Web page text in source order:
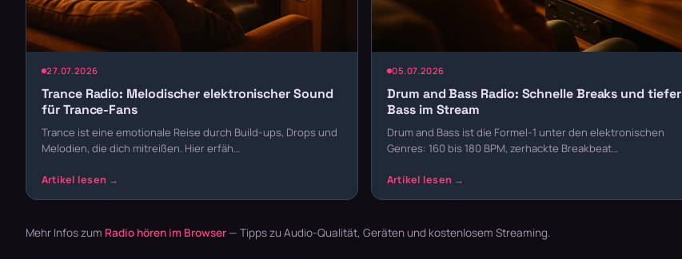
27.07.2026
Trance Radio: Melodischer elektronischer Sound
für Trance-Fans
Trance ist eine emotionale Reise durch Build-ups, Drops und
Melodien, die dich mitreißen. Hier erfäh…
05.07.2026
Drum and Bass Radio: Schnelle Breaks und tiefer
Bass im Stream
Drum and Bass ist die Formel-1 unter den elektronischen
Genres: 160 bis 180 BPM, zerhackte Breakbeat…
Mehr Infos zum Radio hören im Browser — Tipps zu Audio-Qualität, Geräten und kostenlosem Streaming.